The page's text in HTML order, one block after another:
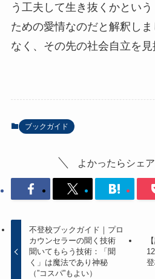
う工夫して生き抜くかとい
ための愛情なのだと解釈し
なく、その先の社会自立を見
ブックガイド
よかったらシェ
不登校ブックガイド｜プロ
カウンセラーの聞く技術
聞いてもらう技術：「聞
く」は魔法であり神秘
（”コスパ”もよい）
登